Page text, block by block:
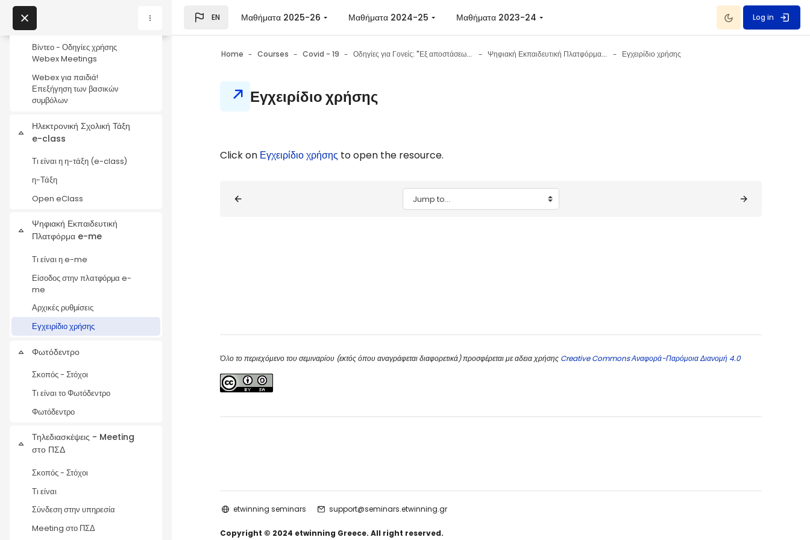
Blocks
Blocks
1. Οδηγίες εγκατάστασης
2. Οδηγίες χρήσης Webex
Βίντεο - Οδηγίες χρήσης
Webex Meetings
Webex για παιδιά!
Επεξήγηση των βασικών
συμβόλων
Collapse
Ηλεκτρονική Σχολική Τάξη
e-class
Τι είναι η η-τάξη (e-class)
η-Τάξη
Open eClass
Collapse
Ψηφιακή Εκπαιδευτική
Πλατφόρμα e-me
Τι είναι η e-me
Είσοδος στην πλατφόρμα e-
me
Αρχικές ρυθμίσεις
Εγχειρίδιο χρήσης
Collapse
Φωτόδεντρο
Σκοπός - Στόχοι
Τι είναι το Φωτόδεντρο
Φωτόδεντρο
Collapse
Τηλεδιασκέψεις - Meeting
στο ΠΣΔ
Σκοπός - Στόχοι
Τι είναι
Σύνδεση στην υπηρεσία
Meeting στο ΠΣΔ
EN Μαθήματα 2025-26 Μαθήματα 2024-25 Μαθήματα 2023-24 Dark Mode
Log in
Home Courses Covid - 19 Οδηγίες για Γονείς: "Εξ αποστάσεως εκπαίδευση στο σχολείο: Εργαλεία - Συμβουλές - Ψυχολογική υποστήριξη μαθητών" Ψηφιακή Εκπαιδευτική Πλατφόρμα e-me Εγχειρίδιο χρήσης
BlocksΕγχειρίδιο χρήσης
Blocks
Completion requirements
Click on Εγχειρίδιο χρήσης to open the resource.
Blocks Jump to...
Όλο το περιεχόμενο του σεμιναρίου (εκτός όπου αναγράφεται διαφορετικά) προσφέρεται με αδεια χρήσης Creative Commons Αναφορά-Παρόμοια Διανομή 4.0
etwinning seminars support@seminars.etwinning.gr
Copyright © 2024 etwinning Greece. All right reserved.